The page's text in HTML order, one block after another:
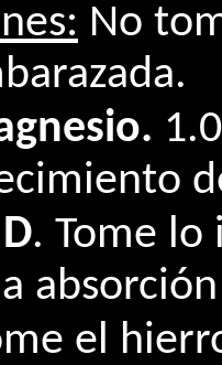
No
. Tome
el